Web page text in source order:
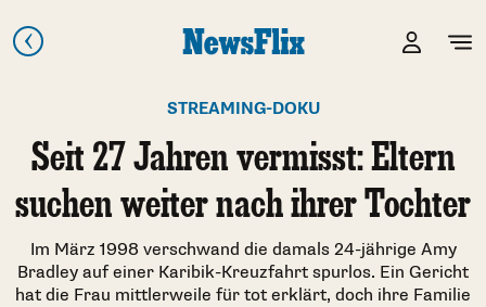
STREAMING-DOKU
Seit 27 Jahren vermisst: Eltern
suchen weiter nach ihrer Tochter
Im März 1998 verschwand die damals 24-jährige Amy
Bradley auf einer Karibik-Kreuzfahrt spurlos. Ein Gericht
hat die Frau mittlerweile für tot erklärt, doch ihre Familie